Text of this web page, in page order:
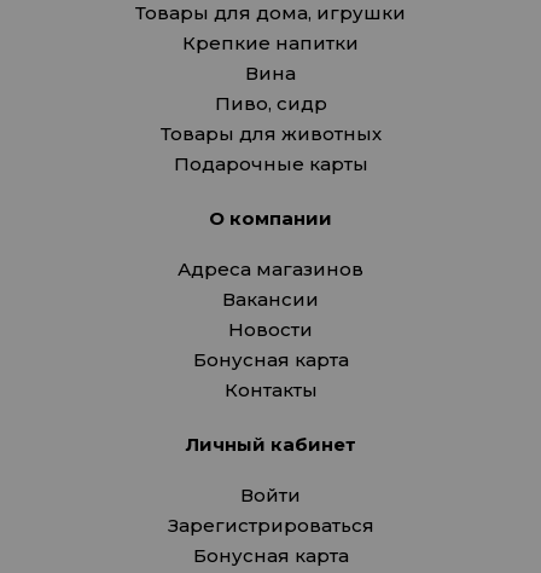
Товары для дома, игрушки
Крепкие напитки
Вина
Пиво, сидр
Товары для животных
Подарочные карты
О компании
Адреса магазинов
Вакансии
Новости
Бонусная карта
Контакты
Личный кабинет
Войти
Зарегистрироваться
Бонусная карта